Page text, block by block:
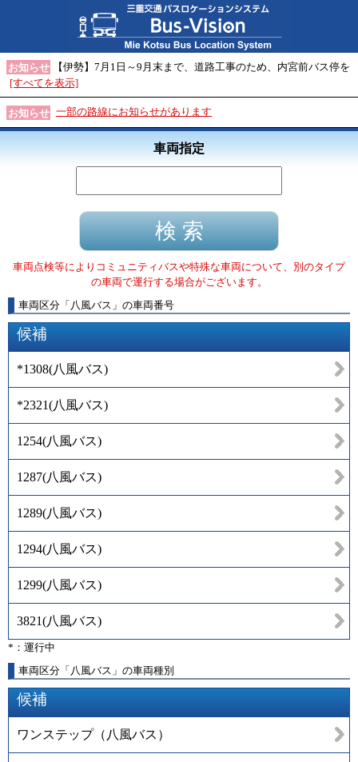
お知らせ
【伊勢】7月1日～9月末まで、道路工事のため、内宮前バス停を
[すべてを表示]
お知らせ 一部の路線にお知らせがあります
車両指定
車両点検等によりコミュニティバスや特殊な車両について、別のタイプ
の車両で運行する場合がございます。
車両区分 「 八風バス 」 の車両番号
候補
*1308(八風バス)
*2321(八風バス)
1254(八風バス)
1287(八風バス)
1289(八風バス)
1294(八風バス)
1299(八風バス)
3821(八風バス)
*：運行中
車両区分「八風バス」の車両種別
候補
ワンステップ（八風バス）